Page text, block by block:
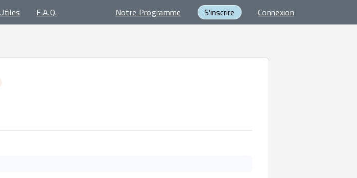
F.A.Q. Notre Programme S'inscrire Connexion